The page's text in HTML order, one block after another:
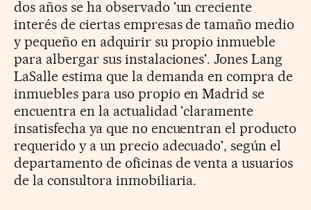
dos años se ha observado 'un creciente
interés de ciertas empresas de tamaño medio
y pequeño en adquirir su propio inmueble
para albergar sus instalaciones'. Jones Lang
LaSalle estima que la demanda en compra de
inmuebles para uso propio en Madrid se
encuentra en la actualidad 'claramente
insatisfecha ya que no encuentran el producto
requerido y a un precio adecuado', según el
departamento de oficinas de venta a usuarios
de la consultora inmobiliaria.